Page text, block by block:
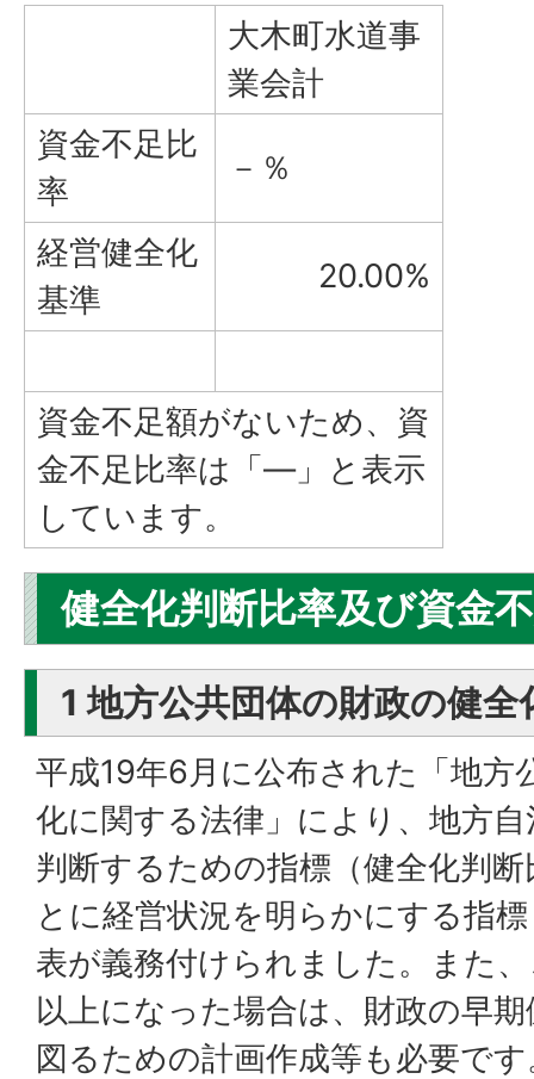
大木町水道事
業会計
資金不足比
率
－％
経営健全化
基準
20.00%
資金不足額がないため、資
金不足比率は「—」と表示
しています。
健全化判断比率及び資金
1 地方公共団体の財政の健
平成19年6月に公布された「地方
化に関する法律」により、地方
判断するための指標（健全化判
とに経営状況を明らかにする指
表が義務付けられました。また
以上になった場合は、財政の早
図るための計画作成等も必要です